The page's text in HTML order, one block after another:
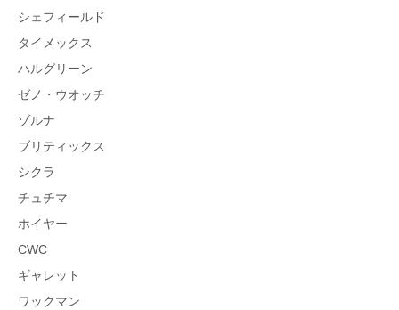
シェフィールド
タイメックス
ハルグリーン
ゼノ・ウオッチ
ゾルナ
ブリティックス
シクラ
チュチマ
ホイヤー
CWC
ギャレット
ワックマン